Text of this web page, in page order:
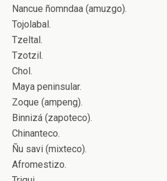
Nancue ñomndaa (amuzgo).
Tojolabal.
Tzeltal.
Tzotzil.
Chol.
Maya peninsular.
Zoque (ampeng).
Binnizá (zapoteco).
Chinanteco.
Ñu savi (mixteco).
Afromestizo.